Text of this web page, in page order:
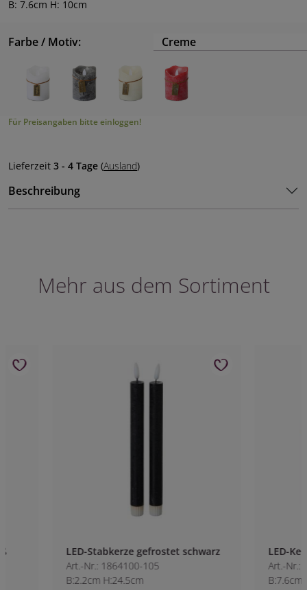
B: 7.6cm H: 10cm
Farbe / Motiv: Creme
Für Preisangaben bitte einloggen!
Lieferzeit 3 - 4 Tage (Ausland)
Beschreibung
Mehr aus dem Sortiment
LED-Stabkerze gefrostet schwarz
Art.-Nr.: 1864100-105
B:2.2cm H:24.5cm
LED-Kerze
Art.-Nr.: 1863100-
B:7.6cm H:12cm